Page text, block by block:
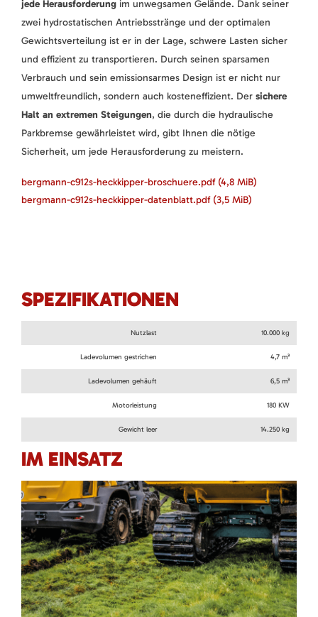
jede Herausforderung im unwegsamen Gelände. Dank seiner
zwei hydrostatischen Antriebsstränge und der optimalen
Gewichtsverteilung ist er in der Lage, schwere Lasten sicher
und effizient zu transportieren. Durch seinen sparsamen
Verbrauch und sein emissionsarmes Design ist er nicht nur
umweltfreundlich, sondern auch kosteneffizient. Der sichere
Halt an extremen Steigungen, die durch die hydraulische
Parkbremse gewährleistet wird, gibt Ihnen die nötige
Sicherheit, um jede Herausforderung zu meistern.
bergmann-c912s-heckkipper-broschuere.pdf (4,8 MiB)
bergmann-c912s-heckkipper-datenblatt.pdf (3,5 MiB)
SPEZIFIKATIONEN
Nutzlast 10.000 kg
Ladevolumen gestrichen 4,7 m³
Ladevolumen gehäuft 6,5 m³
Motorleistung 180 KW
Gewicht leer 14.250 kg
IM EINSATZ